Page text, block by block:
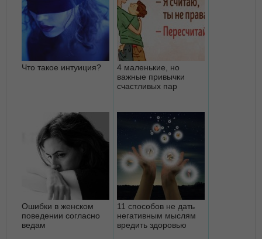
Что такое интуиция?
4 маленькие, но
важные привычки
счастливых пар
Ошибки в женском
поведении согласно
ведам
11 способов не дать
негативным мыслям
вредить здоровью